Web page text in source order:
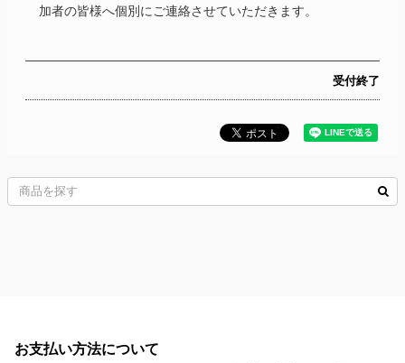
加者の皆様へ個別にご連絡させていただきます。
受付終了
お支払い方法について